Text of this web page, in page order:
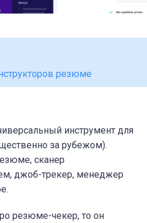
резюме
инструмент для
за рубежом).
сканер
джоб-трекер, менеджер
резюме-чекер, то он